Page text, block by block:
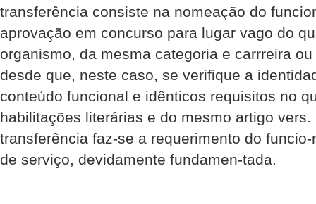
transferência consiste na nomeação do
aprovação em concurso para lugar vago do
organismo, da mesma categoria e carrreira
desde que, neste caso, se verifique a
conteúdo funcional e idênticos requisitos no
habilitações literárias e do mesmo artigo
transferência faz-se a requerimento do
de serviço, devidamente fundamen-tada.